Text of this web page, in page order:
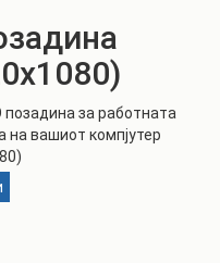
за работната
на вашиот компјутер